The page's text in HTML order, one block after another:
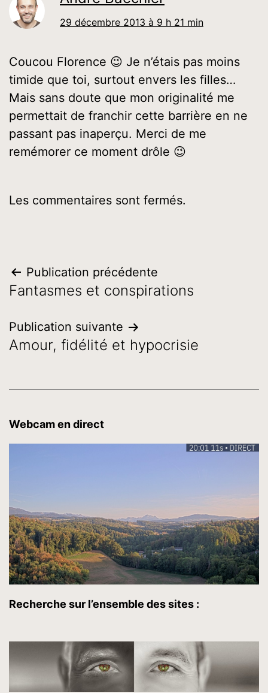
29 décembre 2013 à 9 h 21 min
Coucou Florence 😉 Je n’étais pas moins
timide que toi, surtout envers les filles…
Mais sans doute que mon originalité me
permettait de franchir cette barrière en ne
passant pas inaperçu. Merci de me
remémorer ce moment drôle 😉
Les commentaires sont fermés.
Navigation
de
l’article
Publication précédente
Fantasmes et conspirations
Publication suivante
Amour, fidélité et hypocrisie
Webcam en direct
Recherche sur l’ensemble des sites :